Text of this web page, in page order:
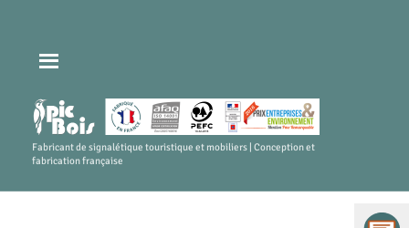
Fabricant de signalétique touristique et mobiliers | Conception et
fabrication française